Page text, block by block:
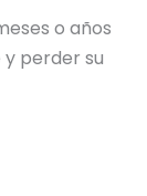
o años
perder su